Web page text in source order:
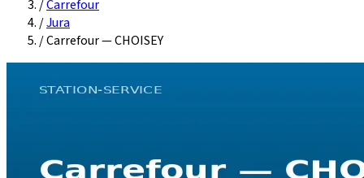
/Carrefour
/Jura
/Carrefour — CHOISEY